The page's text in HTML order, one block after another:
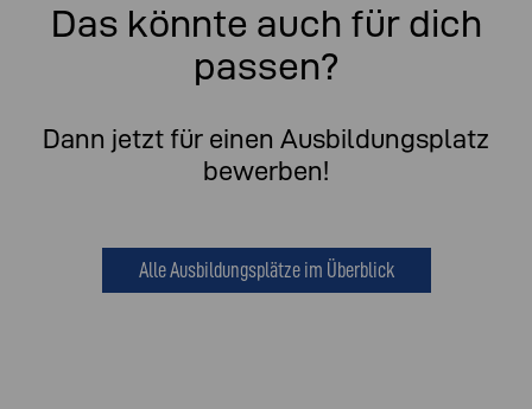
Das könnte auch für dich
passen?
Dann jetzt für einen Ausbildungsplatz
bewerben!
Alle Ausbildungsplätze im Überblick